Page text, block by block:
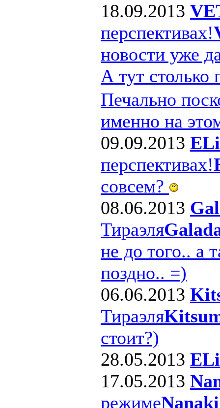
18.09.2013
перспективах!
новости уже
А тут
Печально
именно на
09.09.2013 ELi
перспективах!
совсем?
08.06.2013
Тираэля
не до того.. а
поздно.. =)
06.06.2013
Тираэля
стоит?)
28.05.2013 ELi
17.05.2013
режиме